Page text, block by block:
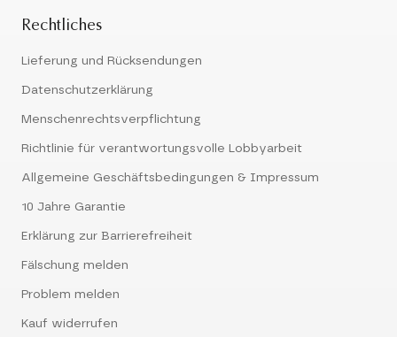
Rechtliches
Lieferung und Rücksendungen
Datenschutzerklärung
Menschenrechtsverpflichtung
Richtlinie für verantwortungsvolle Lobbyarbeit
Allgemeine Geschäftsbedingungen & Impressum
10 Jahre Garantie
Erklärung zur Barrierefreiheit
Fälschung melden
Problem melden
Kauf widerrufen